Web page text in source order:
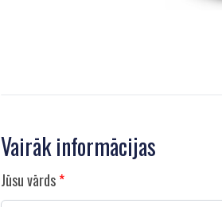
Vairāk informācijas
Jūsu vārds